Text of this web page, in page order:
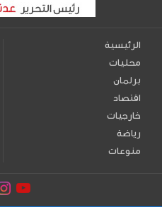
الرئيسية
محليات
برلمان
اقتصاد
خارجيات
رياضة
منوعات